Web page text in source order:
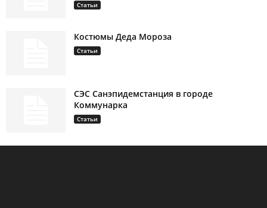
Статьи
Костюмы Деда Мороза
Статьи
СЭС Санэпидемстанция в городе
Коммунарка
Статьи